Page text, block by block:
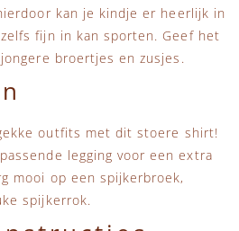
kan je kindje er heerlijk in
fijn in kan sporten. Geef het
broertjes en zusjes.
outfits met dit stoere shirt!
legging voor een extra
mooi op een spijkerbroek,
spijkerrok.